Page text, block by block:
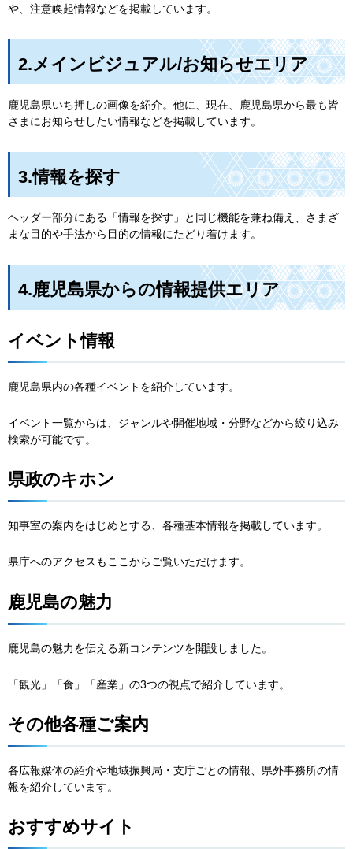
や、注意喚起情報などを掲載しています。
2.メインビジュアル/お知らせエリア
鹿児島県いち押しの画像を紹介。他に、現在、鹿児島県から最も皆
さまにお知らせしたい情報などを掲載しています。
3.情報を探す
ヘッダー部分にある「情報を探す」と同じ機能を兼ね備え、さまざ
まな目的や手法から目的の情報にたどり着けます。
4.鹿児島県からの情報提供エリア
イベント情報
鹿児島県内の各種イベントを紹介しています。
イベント一覧からは、ジャンルや開催地域・分野などから絞り込み
検索が可能です。
県政のキホン
知事室の案内をはじめとする、各種基本情報を掲載しています。
県庁へのアクセスもここからご覧いただけます。
鹿児島の魅力
鹿児島の魅力を伝える新コンテンツを開設しました。
「観光」「食」「産業」の3つの視点で紹介しています。
その他各種ご案内
各広報媒体の紹介や地域振興局・支庁ごとの情報、県外事務所の情
報を紹介しています。
おすすめサイト